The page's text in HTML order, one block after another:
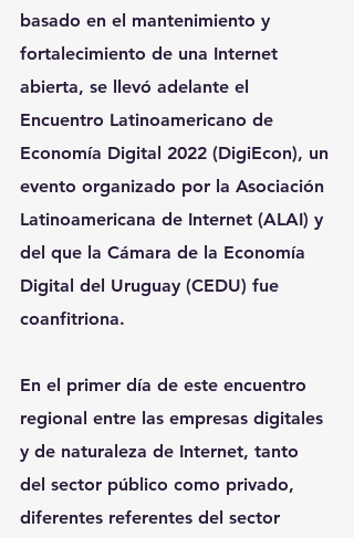
basado en el mantenimiento y
fortalecimiento de una Internet
abierta, se llevó adelante el
Encuentro Latinoamericano de
Economía Digital 2022 (DigiEcon), un
evento organizado por la Asociación
Latinoamericana de Internet (ALAI) y
del que la Cámara de la Economía
Digital del Uruguay (CEDU) fue
coanfitriona.
En el primer día de este encuentro
regional entre las empresas digitales
y de naturaleza de Internet, tanto
del sector público como privado,
diferentes referentes del sector